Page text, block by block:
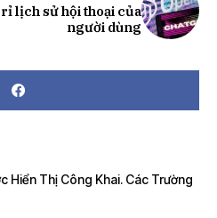
lịch sử hội thoại của
người dùng
Hiển Thị Công Khai. Các Trường